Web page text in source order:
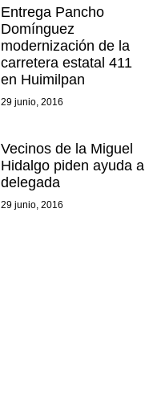
Entrega Pancho
Domínguez
modernización de la
carretera estatal 411
en Huimilpan
29 junio, 2016
Vecinos de la Miguel
Hidalgo piden ayuda a
delegada
29 junio, 2016